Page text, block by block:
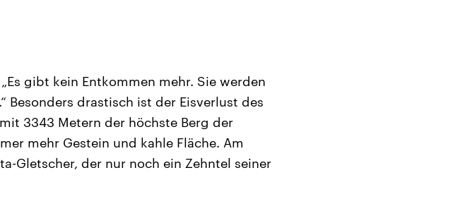
gibt kein Entkommen mehr. Sie werden
Besonders drastisch ist der Eisverlust des
3343 Metern der höchste Berg der
mehr Gestein und kahle Fläche. Am
Gletscher, der nur noch ein Zehntel seiner